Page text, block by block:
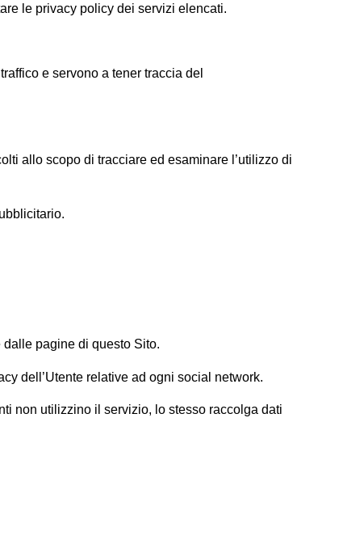
le privacy policy dei servizi elencati.
e servono a tener traccia del
allo scopo di tracciare ed esaminare l’utilizzo di
pagine di questo Sito.
dell’Utente relative ad ogni social network.
non utilizzino il servizio, lo stesso raccolga dati